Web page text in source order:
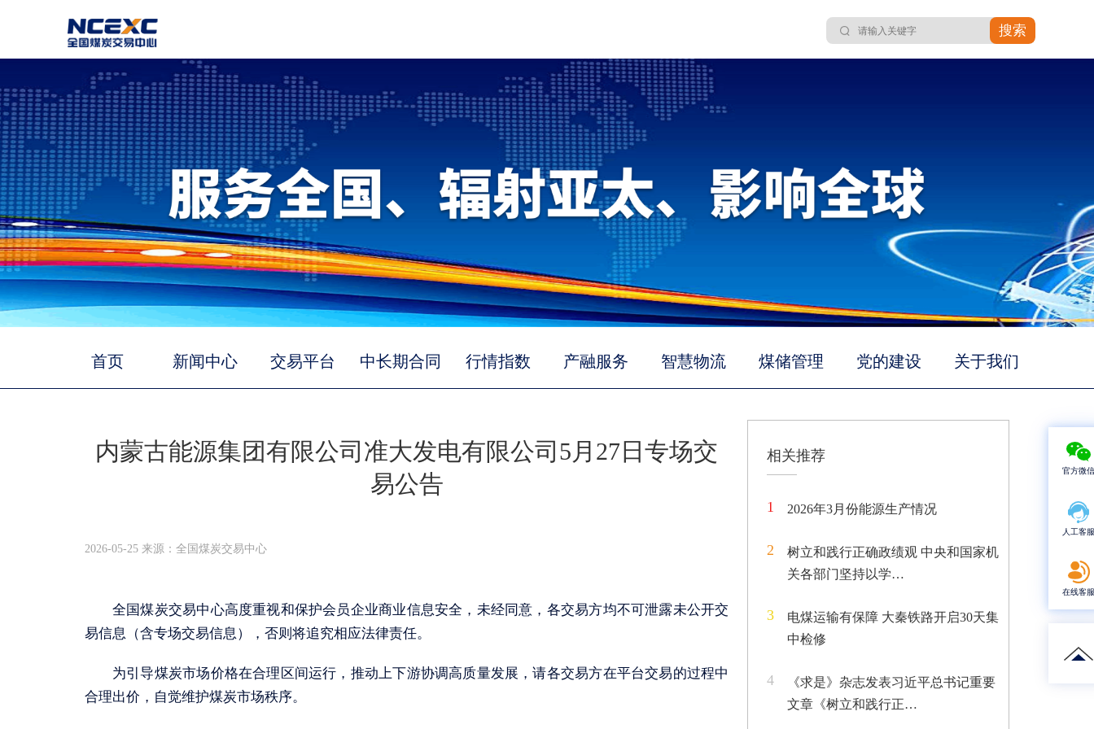
搜索
首页 新闻中心 交易平台 中长期合同 行情指数 产融服务 智慧物流 煤储管理 党的建设 关于我们
内蒙古能源集团有限公司准大发电有限公司5月27日专场交
易公告
2026-05-25 来源：全国煤炭交易中心
全国煤炭交易中心高度重视和保护会员企业商业信息安全，未经同意，各交易方均不可泄露未公开交
易信息（含专场交易信息），否则将追究相应法律责任。
为引导煤炭市场价格在合理区间运行，推动上下游协调高质量发展，请各交易方在平台交易的过程中
合理出价，自觉维护煤炭市场秩序。
相关推荐
1 2026年3月份能源生产情况
2
树立和践行正确政绩观 中央和国家机
关各部门坚持以学…
3
电煤运输有保障 大秦铁路开启30天集
中检修
4
《求是》杂志发表习近平总书记重要
文章《树立和践行正…
官方微信
人工客服
在线客服